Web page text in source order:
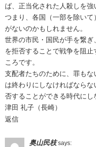
ば、正当化された人殺しを強
つまり、各国（一部を除い
がないのかもしれません。
世界の市民・国民が手を繋
を拒否することで戦争を阻
ころです。
支配者たちのために、罪も
は終わりにしなければなら
否することができる時代にし
津田 礼子（長崎）
返信
奥山民枝 says: